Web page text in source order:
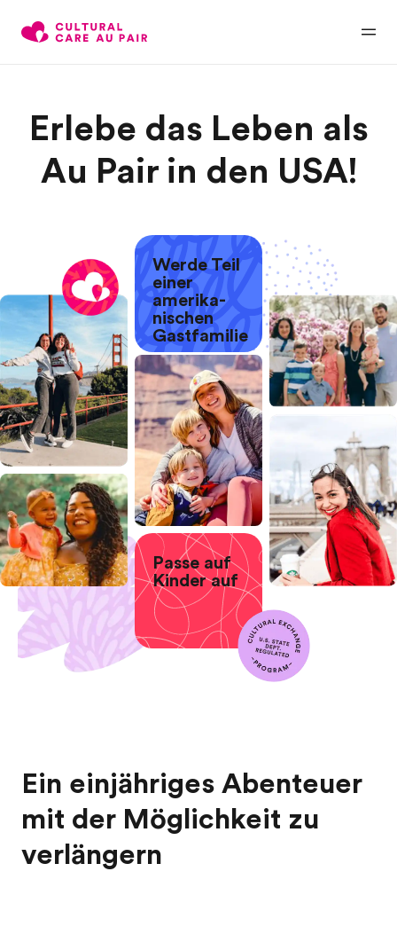
Erlebe das Leben als
Au Pair in den USA!
Werde Teil
einer
amerika-
nischen
Gastfamilie
Passe auf
Kinder auf
Ein einjähriges Abenteuer
mit der Möglichkeit zu
verlängern